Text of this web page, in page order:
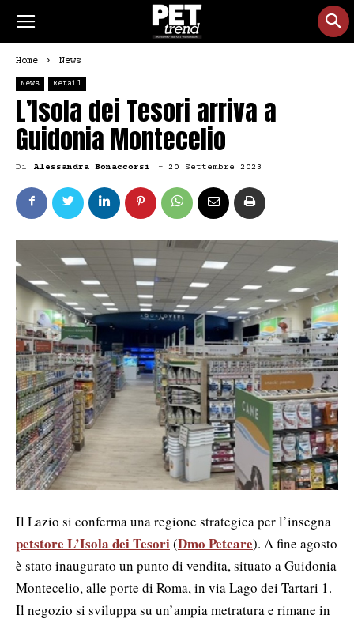
Home News
News Retail
L’Isola dei Tesori arriva a
Guidonia Montecelio
Di Alessandra Bonaccorsi - 20 Settembre 2023
Il Lazio si conferma una regione strategica per l’insegna
petstore L’Isola dei Tesori(Dmo Petcare). A fine agosto
è stato inaugurato un punto di vendita, situato a Guidonia
Montecelio, alle porte di Roma, in via Lago dei Tartari 1.
Il negozio si sviluppa su un’ampia metratura e rimane in